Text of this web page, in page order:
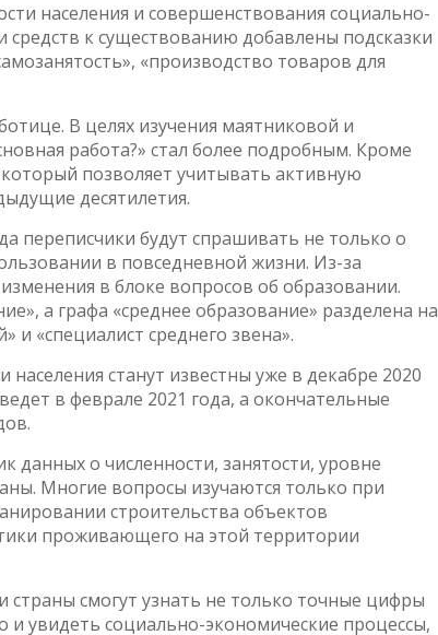
населения и совершенствования социально-
к существованию добавлены подсказки
«производство товаров для
В целях изучения маятниковой и
работа?» стал более подробным. Кроме
позволяет учитывать активную
десятилетия.
переписчики будут спрашивать не только о
в повседневной жизни. Из-за
в блоке вопросов об образовании.
а графа «среднее образование» разделена на
«специалист среднего звена».
станут известны уже в декабре 2020
в феврале 2021 года, а окончательные
о численности, занятости, уровне
Многие вопросы изучаются только при
строительства объектов
проживающего на этой территории
страны смогут узнать не только точные цифры
и увидеть социально-экономические процессы,